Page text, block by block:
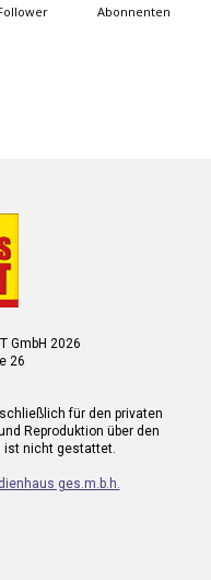
Abonnenten
GmbH 2026
26
für den privaten
Reproduktion über den
ist nicht gestattet.
ges.m.b.h.